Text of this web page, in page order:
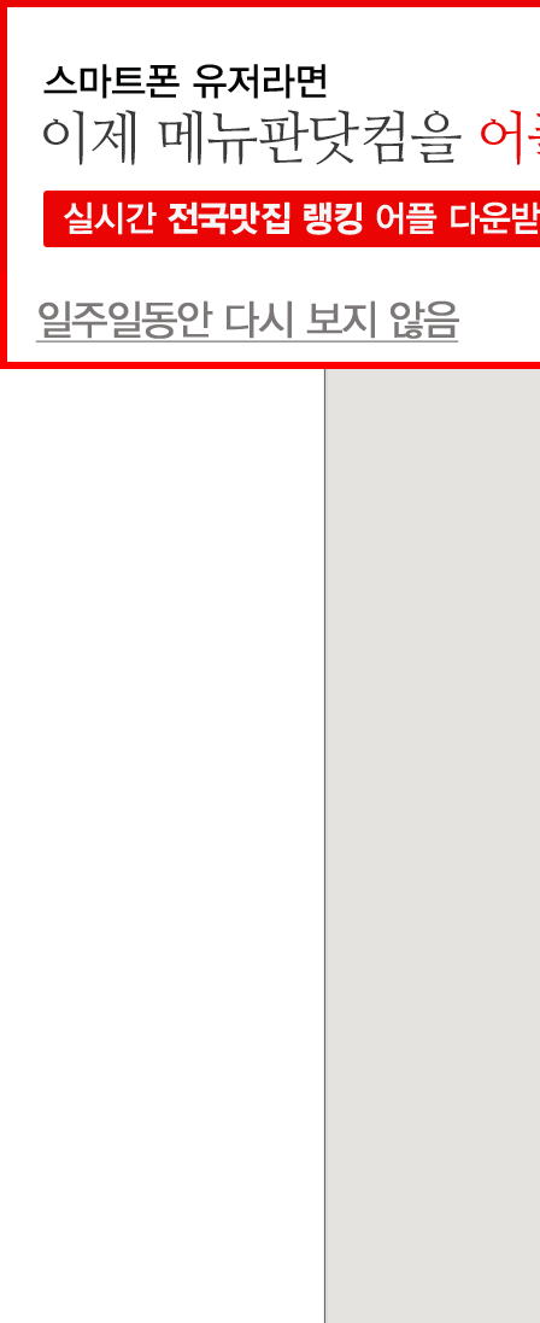
현재 지도에서 검색
음식점1개 검색
전체 상호순 추천글순 쿠폰순
(033) 534-1700
추천글0 쿠폰 0
지역검색 선택하세요